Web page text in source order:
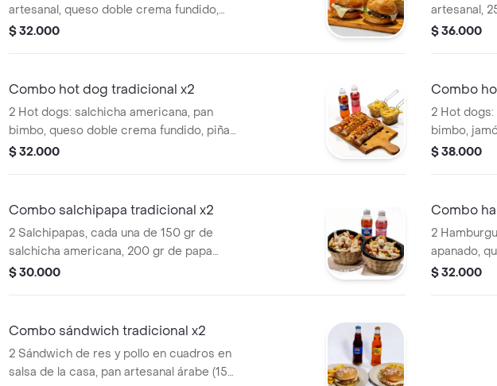
artesanal, queso doble crema fundido,
vegetales frescos (tomate, lechuga y
francesa acompañadas de dos gaseosas
$ 32.000
artesanal,
tocineta
(tomate y
porciones
$ 36.000
Combo hot dog tradicional x2
2 Hot dogs: salchicha americana, pan
bimbo, queso doble crema fundido, piña
caramelizada (receta de la casa), ripio y
gaseosas 250 ml.
$ 32.000
Combo
2 Hot
bimbo,
crema
porciones
$ 38.000
Combo salchipapa tradicional x2
2 Salchipapas, cada una de 150 gr de
salchicha americana, 200 gr de papa
francesa, queso doble crema fundido y 2
$ 30.000
Combo
2
apanado,
vegetales
$ 32.000
Combo sándwich tradicional x2
2 Sándwich de res y pollo en cuadros en
salsa de la casa, pan artesanal árabe (15